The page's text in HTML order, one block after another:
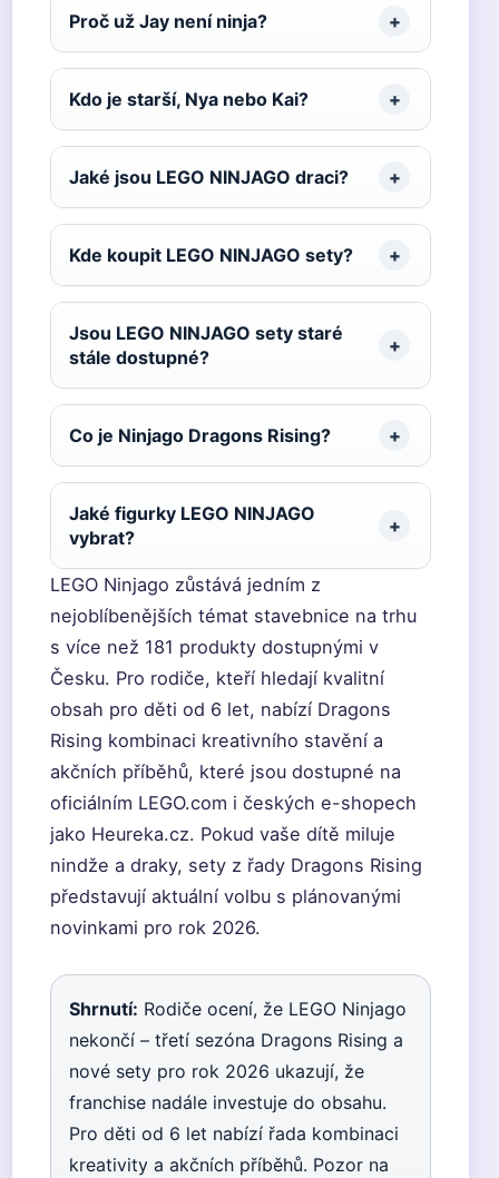
Proč už Jay není ninja?
Kdo je starší, Nya nebo Kai?
Jaké jsou LEGO NINJAGO draci?
Kde koupit LEGO NINJAGO sety?
Jsou LEGO NINJAGO sety staré
stále dostupné?
Co je Ninjago Dragons Rising?
Jaké figurky LEGO NINJAGO
vybrat?
LEGO Ninjago zůstává jedním z
nejoblíbenějších témat stavebnice na trhu
s více než 181 produkty dostupnými v
Česku. Pro rodiče, kteří hledají kvalitní
obsah pro děti od 6 let, nabízí Dragons
Rising kombinaci kreativního stavění a
akčních příběhů, které jsou dostupné na
oficiálním LEGO.com i českých e-shopech
jako Heureka.cz. Pokud vaše dítě miluje
nindže a draky, sety z řady Dragons Rising
představují aktuální volbu s plánovanými
novinkami pro rok 2026.
Shrnutí: Rodiče ocení, že LEGO Ninjago
nekončí – třetí sezóna Dragons Rising a
nové sety pro rok 2026 ukazují, že
franchise nadále investuje do obsahu.
Pro děti od 6 let nabízí řada kombinaci
kreativity a akčních příběhů. Pozor na